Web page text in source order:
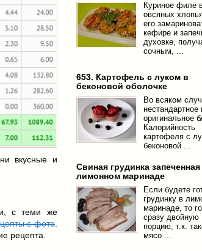
вкусные и
с теми же
с фото.
рецепта.
Куриное филе
овсяных
его
кефире и
духовке,
сочным, ...
653. Картофель с луком в
беконовой оболочке
Во всяком
нестандартное
оригинальное
Калорийность
картофеля с
беконовой ...
Свиная грудинка запеченная
лимонном маринаде
Если будете
грудинку в
маринаде, то
сразу двойную
порцию, т.к.
мясо ...